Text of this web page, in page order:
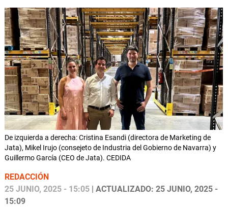
De izquierda a derecha: Cristina Esandi (directora de Marketing de
Jata), Mikel Irujo (consejeto de Industria del Gobierno de Navarra) y
Guillermo García (CEO de Jata). CEDIDA
REDACCIÓN
25 JUNIO, 2025 - 15:05 | ACTUALIZADO: 25 JUNIO, 2025 -
15:09